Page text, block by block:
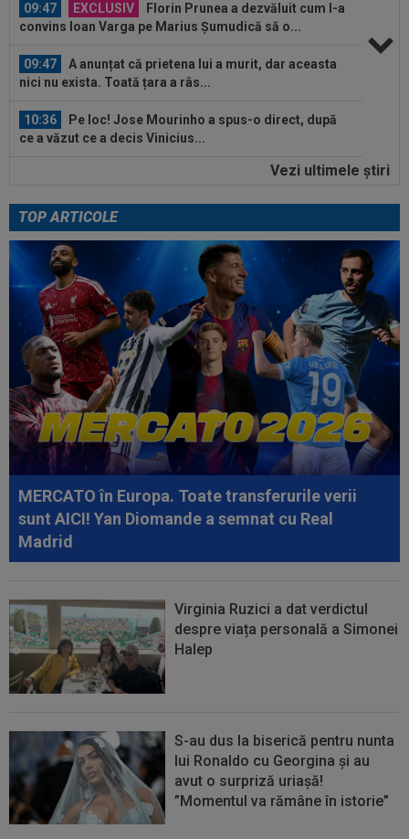
09:47 EXCLUSIV
Florin Prunea a dezvăluit cum l-a
convins Ioan Varga pe Marius Șumudică să o...
09:47
A anunțat că prietena lui a murit, dar aceasta
nici nu exista. Toată țara a râs...
10:36
Pe loc! Jose Mourinho a spus-o direct, după
ce a văzut ce a decis Vinicius...
Gigi Becali a luat decizia, după ce
10:19 FOTO
Nicolae Stanciu, idol în China! Fanii lui
Dalian Yingbo aproape l-au lăsat fără...
10:08 OFICIAL
Atacantul dorit de Rapid a semnat în
Serie B: ”Am spus 'da' imediat”
09:52 OFICIAL
A semnat: de la Cupa Mondială
2026, în SuperLiga României!
Vezi ultimele ştiri
TOP ARTICOLE
MERCATO în Europa. Toate transferurile verii
sunt AICI! Yan Diomande a semnat cu Real
Madrid
Virginia Ruzici a dat verdictul
despre viața personală a Simonei
Halep
S-au dus la biserică pentru nunta
lui Ronaldo cu Georgina și au
avut o surpriză uriașă!
”Momentul va rămâne în istorie”